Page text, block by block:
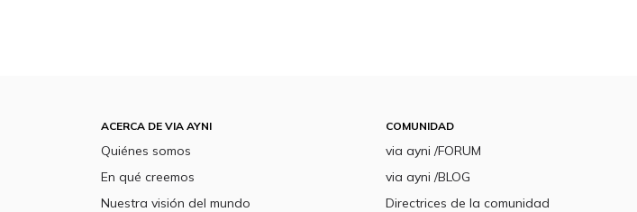
ACERCA DE VIA AYNI
Quiénes somos
En qué creemos
Nuestra visión del mundo
COMUNIDAD
via ayni /FORUM
via ayni /BLOG
Directrices de la comunidad